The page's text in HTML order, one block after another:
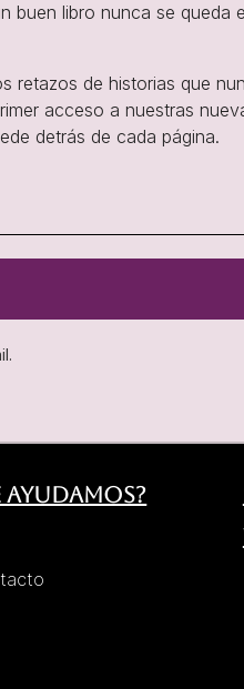
buen libro nunca se queda
retazos de historias que
acceso a nuestras
detrás de cada página.
ayudamos?